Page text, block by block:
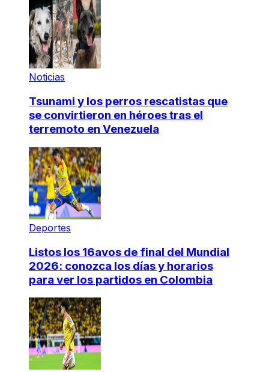
Noticias
Tsunami y los perros rescatistas que
se convirtieron en héroes tras el
terremoto en Venezuela
Deportes
Listos los 16avos de final del Mundial
2026: conozca los días y horarios
para ver los partidos en Colombia